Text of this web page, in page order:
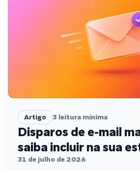
Artigo 3 leitura mínima
Disparos de e-mail
saiba incluir na sua
31 de julho de 2026